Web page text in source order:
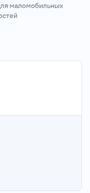
маломобильных